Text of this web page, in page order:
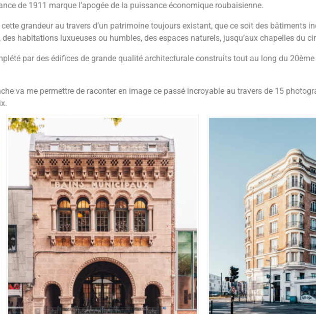
de 1911 marque l’apogée de la puissance économique roubaisienne.
grandeur au travers d’un patrimoine toujours existant, que ce soit des bâtiments
habitations luxueuses ou humbles, des espaces naturels, jusqu’aux chapelles du
par des édifices de grande qualité architecturale construits tout au long du
va me permettre de raconter en image ce passé incroyable au travers de 15